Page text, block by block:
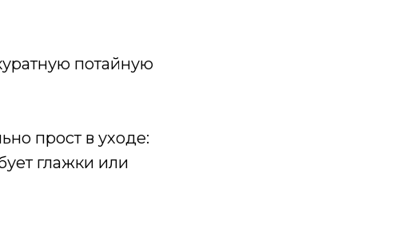
потайную
прост в уходе:
глажки или